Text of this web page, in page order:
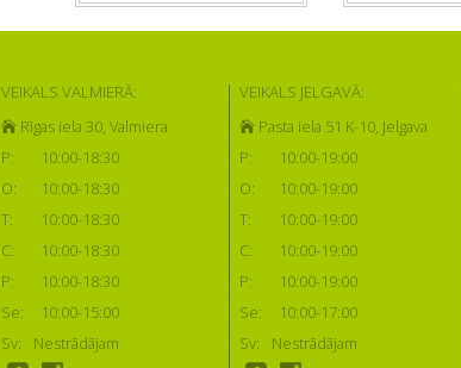
VEIKALS VALMIERĀ:
Rīgas iela 30, Valmiera
P:
10:00-18:30
O:
10:00-18:30
T:
10:00-18:30
C:
10:00-18:30
P:
10:00-18:30
Se:
10:00-15:00
Sv:
Nestrādājam
VEIKALS JELGAVĀ:
Pasta iela 51 K-10, Jelgava
P:
10:00-19:00
O:
10:00-19:00
T:
10:00-19:00
C:
10:00-19:00
P:
10:00-19:00
Se:
10:00-17:00
Sv:
Nestrādājam